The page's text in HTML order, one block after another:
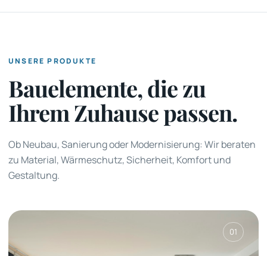
UNSERE PRODUKTE
Bauelemente, die zu
Ihrem Zuhause passen.
Ob Neubau, Sanierung oder Modernisierung: Wir beraten
zu Material, Wärmeschutz, Sicherheit, Komfort und
Gestaltung.
01